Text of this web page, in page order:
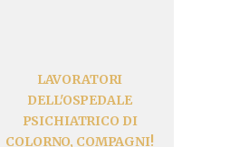
LAVORATORI
DELL'OSPEDALE
PSICHIATRICO DI
COLORNO, COMPAGNI!